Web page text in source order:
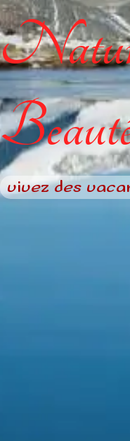
vivez des